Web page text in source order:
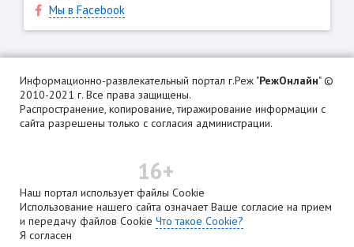
Мы в Facebook
Информационно-развлекательный портал г.Реж "РежОнлайн" ©
2010-2021 г. Все права защищены.
Распространение, копирование, тиражирование информации с
сайта разрешены только с согласия администрации.
16+
Наш портал использует файлы Cookie
Использование нашего сайта означает Ваше согласие на прием
и передачу файлов Cookie Что такое Cookie?
Я согласен